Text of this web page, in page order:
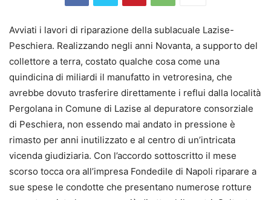
Avviati i lavori di riparazione della sublacuale Lazise-
Peschiera. Realizzando negli anni Novanta, a supporto del
collettore a terra, costato qualche cosa come una
quindicina di miliardi il manufatto in vetroresina, che
avrebbe dovuto trasferire direttamente i reflui dalla località
Pergolana in Comune di Lazise al depuratore consorziale
di Peschiera, non essendo mai andato in pressione è
rimasto per anni inutilizzato e al centro di un’intricata
vicenda giudiziaria. Con l’accordo sottoscritto il mese
scorso tocca ora all’impresa Fondedile di Napoli riparare a
sue spese le condotte che presentano numerose rotture